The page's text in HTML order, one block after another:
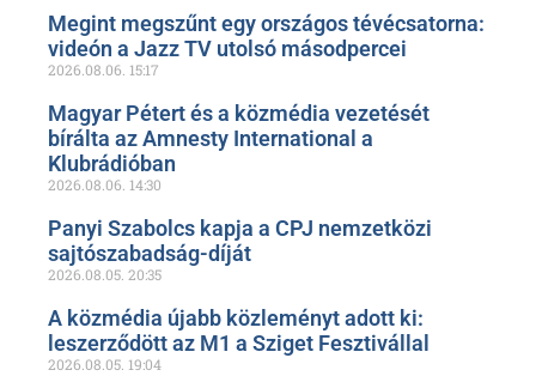
Megint megszűnt egy országos tévécsatorna:
videón a Jazz TV utolsó másodpercei
2026.08.06. 15:17
Magyar Pétert és a közmédia vezetését
bírálta az Amnesty International a
Klubrádióban
2026.08.06. 14:30
Panyi Szabolcs kapja a CPJ nemzetközi
sajtószabadság-díját
2026.08.05. 20:35
A közmédia újabb közleményt adott ki:
leszerződött az M1 a Sziget Fesztivállal
2026.08.05. 19:04